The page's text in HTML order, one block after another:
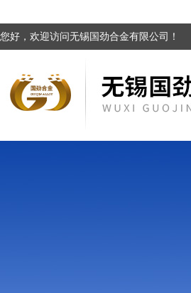
您好，欢迎访问无锡国劲合金有限公司！